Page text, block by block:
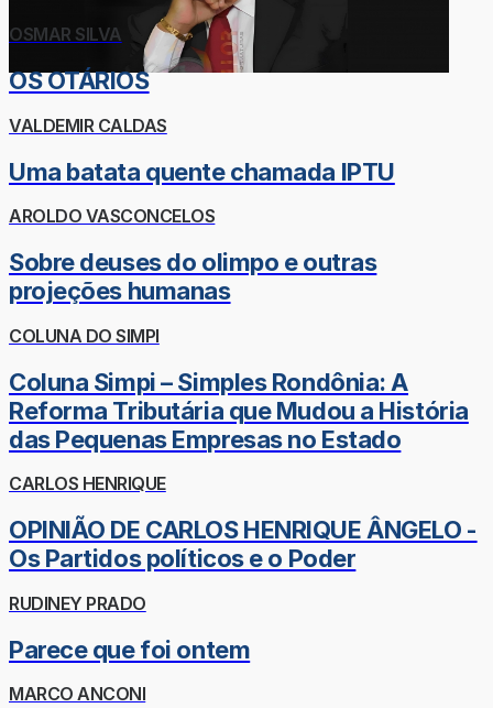
OSMAR SILVA
OS OTÁRIOS
VALDEMIR CALDAS
Uma batata quente chamada IPTU
AROLDO VASCONCELOS
Sobre deuses do olimpo e outras
projeções humanas
COLUNA DO SIMPI
Coluna Simpi – Simples Rondônia: A
Reforma Tributária que Mudou a História
das Pequenas Empresas no Estado
CARLOS HENRIQUE
OPINIÃO DE CARLOS HENRIQUE ÂNGELO -
Os Partidos políticos e o Poder
RUDINEY PRADO
Parece que foi ontem
MARCO ANCONI